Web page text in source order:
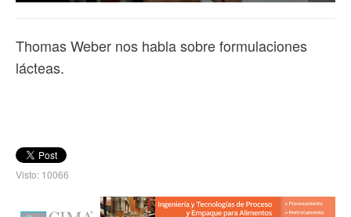
Thomas Weber nos habla sobre formulaciones
lácteas.
Visto: 10066